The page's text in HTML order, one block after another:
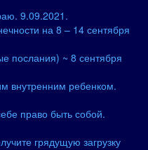
9.09.2021.
на 8 – 14 сентября
послания) ~ 8 сентября
внутренним ребенком.
право быть собой.
грядущую загрузку